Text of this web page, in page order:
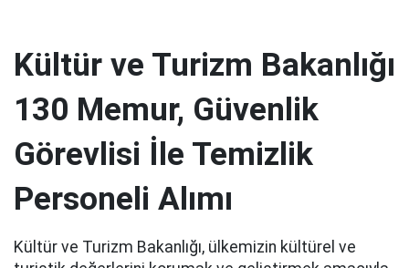
Kültür ve Turizm Bakanlığı
130 Memur, Güvenlik
Görevlisi İle Temizlik
Personeli Alımı
Kültür ve Turizm Bakanlığı, ülkemizin kültürel ve